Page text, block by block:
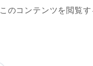
このコンテンツを閲覧